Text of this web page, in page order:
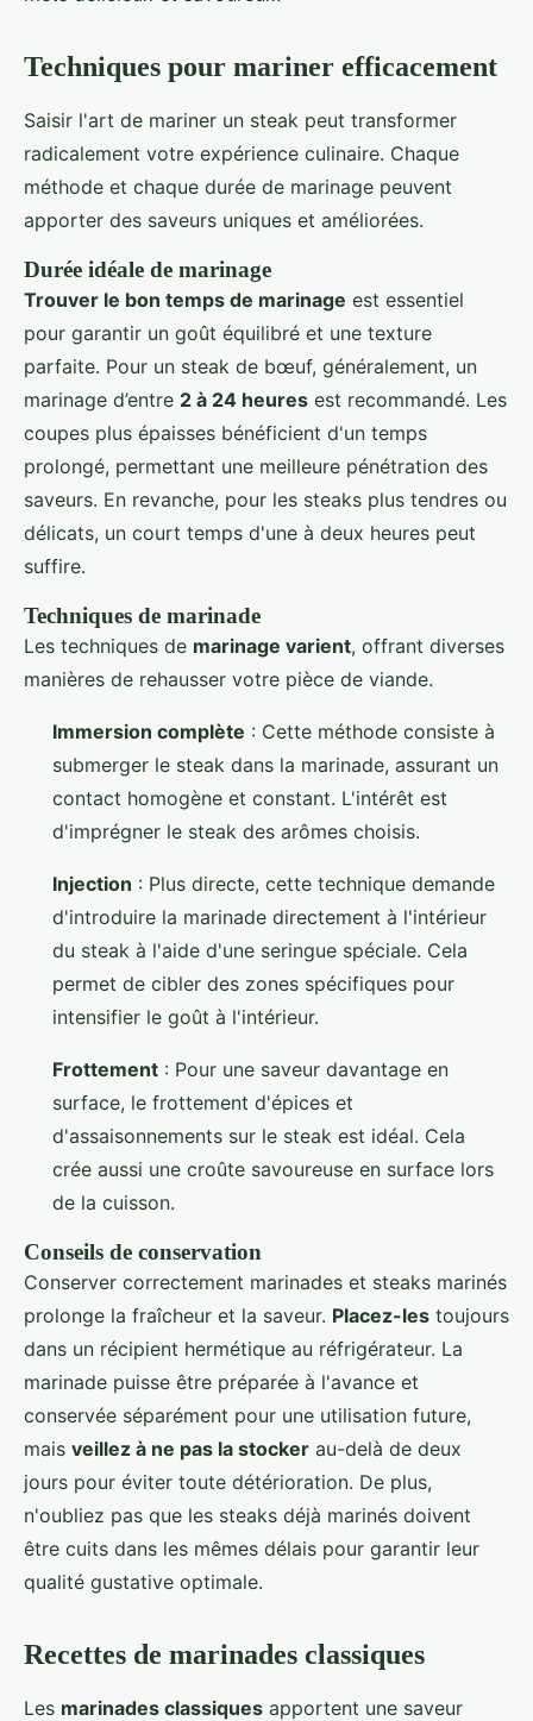
Techniques pour mariner efficacement
Saisir l'art de mariner un steak peut transformer
radicalement votre expérience culinaire. Chaque
méthode et chaque durée de marinage peuvent
apporter des saveurs uniques et améliorées.
Durée idéale de marinage
Trouver le bon temps de marinage est essentiel
pour garantir un goût équilibré et une texture
parfaite. Pour un steak de bœuf, généralement, un
marinage d’entre 2 à 24 heures est recommandé. Les
coupes plus épaisses bénéficient d'un temps
prolongé, permettant une meilleure pénétration des
saveurs. En revanche, pour les steaks plus tendres ou
délicats, un court temps d'une à deux heures peut
suffire.
Techniques de marinade
Les techniques de marinage varient, offrant diverses
manières de rehausser votre pièce de viande.
Immersion complète : Cette méthode consiste à
submerger le steak dans la marinade, assurant un
contact homogène et constant. L'intérêt est
d'imprégner le steak des arômes choisis.
Injection : Plus directe, cette technique demande
d'introduire la marinade directement à l'intérieur
du steak à l'aide d'une seringue spéciale. Cela
permet de cibler des zones spécifiques pour
intensifier le goût à l'intérieur.
Frottement : Pour une saveur davantage en
surface, le frottement d'épices et
d'assaisonnements sur le steak est idéal. Cela
crée aussi une croûte savoureuse en surface lors
de la cuisson.
Conseils de conservation
Conserver correctement marinades et steaks marinés
prolonge la fraîcheur et la saveur. Placez-les toujours
dans un récipient hermétique au réfrigérateur. La
marinade puisse être préparée à l'avance et
conservée séparément pour une utilisation future,
mais veillez à ne pas la stocker au-delà de deux
jours pour éviter toute détérioration. De plus,
n'oubliez pas que les steaks déjà marinés doivent
être cuits dans les mêmes délais pour garantir leur
qualité gustative optimale.
Recettes de marinades classiques
Les marinades classiques apportent une saveur